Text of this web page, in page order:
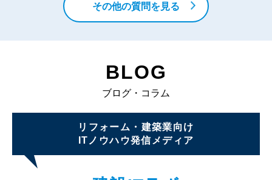
その他の質問を見る
BLOG
ブログ・コラム
リフォーム・建築業向け
ITノウハウ発信メディア